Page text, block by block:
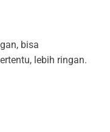
bisa
lebih ringan.